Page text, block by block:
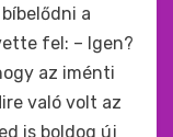
a
fel: – Igen?
az iménti
való volt az
is boldog új